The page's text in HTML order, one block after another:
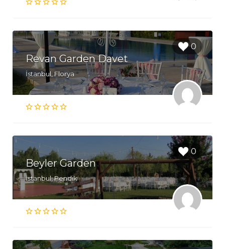
0
Revan Garden Davet
İstanbul, Florya
0
Beyler Garden
İstanbul, Pendik